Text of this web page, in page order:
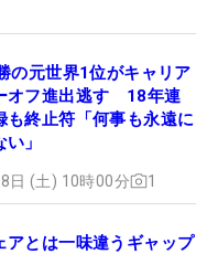
の元世界1位がキャリア
オフ進出逃す 18年連
も終止符「何事も永遠に
」
日 (土) 10時00分 1
アとは一味違うギャップ